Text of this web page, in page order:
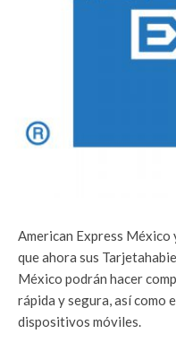
American Express México
que ahora sus
México podrán hacer
rápida y segura, así como
dispositivos móviles.